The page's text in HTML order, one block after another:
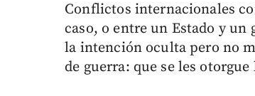
Conflictos internacionales
caso, o entre un Estado y un
la intención oculta pero no
de guerra: que se les